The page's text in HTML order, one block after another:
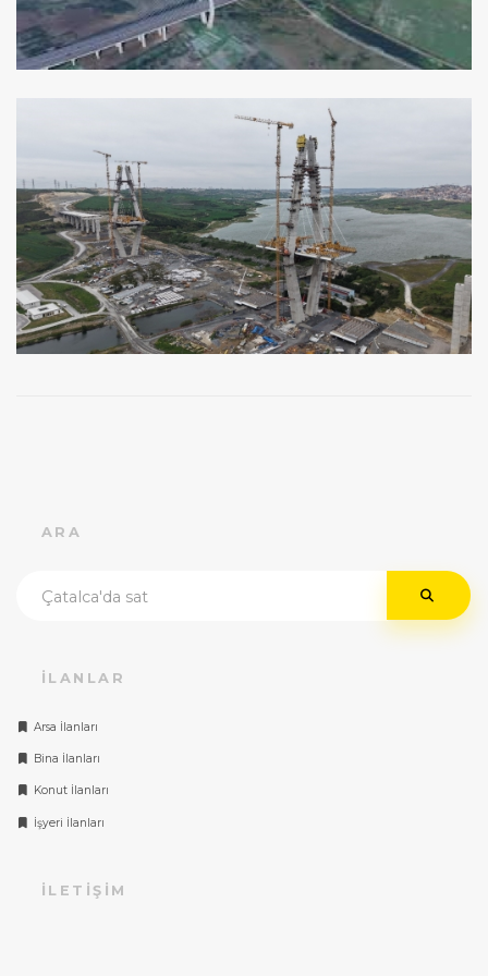
ARA
İLANLAR
Arsa İlanları
Bina İlanları
Konut İlanları
İşyeri İlanları
İLETIŞIM